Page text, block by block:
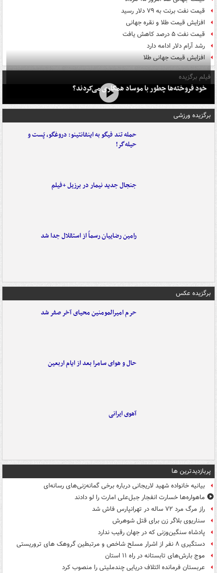
قیمت نفت برنت به ۷۹ دلار رسید
افزایش قیمت طلا و نقره جهانی
قیمت نفت ۵ درصد کاهش یافت
رشد آرام دلار ادامه دارد
افزایش قیمت جهانی طلا
فیلم برگزیده
خود فروخته‌ها چطور با موساد همکاری می‌کردند؟
برگزیده ورزشی
حمله تند فیگو به اینفانتینو: دروغگو، پَست‌ و
حیله‌گر!
جنجال جدید نیمار در برزیل +فیلم
رامین رضاییان رسماً از استقلال جدا شد
برگزیده عکس
حرم امیرالمومنین محیای آخر صفر شد
حال و هوای سامرا بعد از ایام اربعین
آهوی ایرانی
پربازدیدترین ها
بیانیه خانواده شهید لاریجانی درباره برخی گمانه‌زنی‌های رسانه‌ای
ماهواره‌ها خسارت انفجار جبل‌علی امارت را لو دادند
راز مرگ مرد ۷۲ ساله در تهرانپارس فاش شد
سناریوی بلاگر زن برای قتل شوهرش
پادشاه سنگین‌وزنی که در جهان رقیب ندارد
دستگیری ۸ نفر از اشرار مسلح شاخص و مرتبطین گروهک های تروریستی
موج بارش‌های تابستانه در راه ۱۱ استان
عربستان فرمانده ائتلاف دریایی چندملیتی را منصوب کرد